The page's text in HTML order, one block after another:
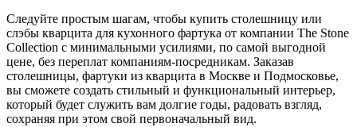
Следуйте простым шагам, чтобы купить столешницу или
слэбы кварцита для кухонного фартука от компании The Stone
Collection с минимальными усилиями, по самой выгодной
цене, без переплат компаниям-посредникам. Заказав
столешницы, фартуки из кварцита в Москве и Подмосковье,
вы сможете создать стильный и функциональный интерьер,
который будет служить вам долгие годы, радовать взгляд,
сохраняя при этом свой первоначальный вид.